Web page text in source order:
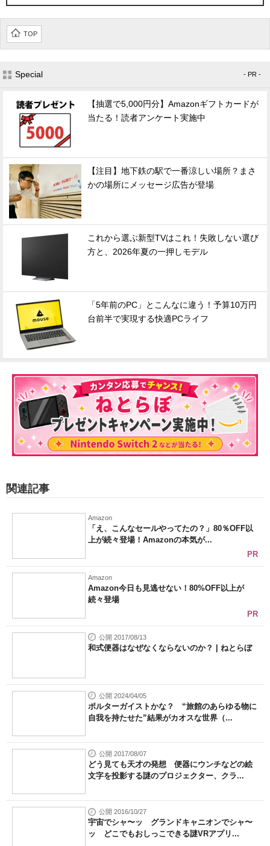
TOP
Special - PR -
【抽選で5,000円分】Amazonギフトカードが
当たる！読者アンケート実施中
【注目】地下鉄の駅で一番涼しい場所？まさ
かの場所にメッセージ広告が登場
これから選ぶ新型TVはこれ！失敗しない選び
方と、2026年夏の一押しモデル
「5年前のPC」とこんなに違う！予算10万円
台前半で実現する快適PCライフ
関連記事
Amazon
「え、こんなセールやってたの？」80％OFF以
上が続々登場！Amazonの本気が...
PR
Amazon
Amazon今日も見逃せない！80%OFF以上が
続々登場
PR
公開 2017/08/13
和式便器はなぜなくならないのか？ | ねとらぼ
公開 2024/04/05
ポルターガイストかな？ “旅館のあらゆる物に
自我を持たせた”結果がカオスな世界（...
公開 2017/08/07
どう見ても天才の発想 便器にウンチなどの絵
文字を投影する謎のプロジェクター、クラ...
公開 2016/10/27
宇宙でシャ〜ッ グランドキャニオンでシャ〜
ッ どこでもおしっこできる謎VRアプリ...